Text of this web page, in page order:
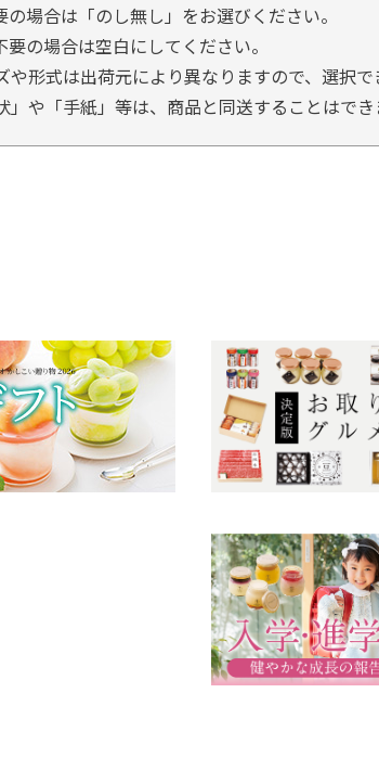
場合は「のし無し」をお選びください。
の場合は空白にしてください。
や形式は出荷元により異なりますので、選択で
」や「手紙」等は、商品と同送することはで